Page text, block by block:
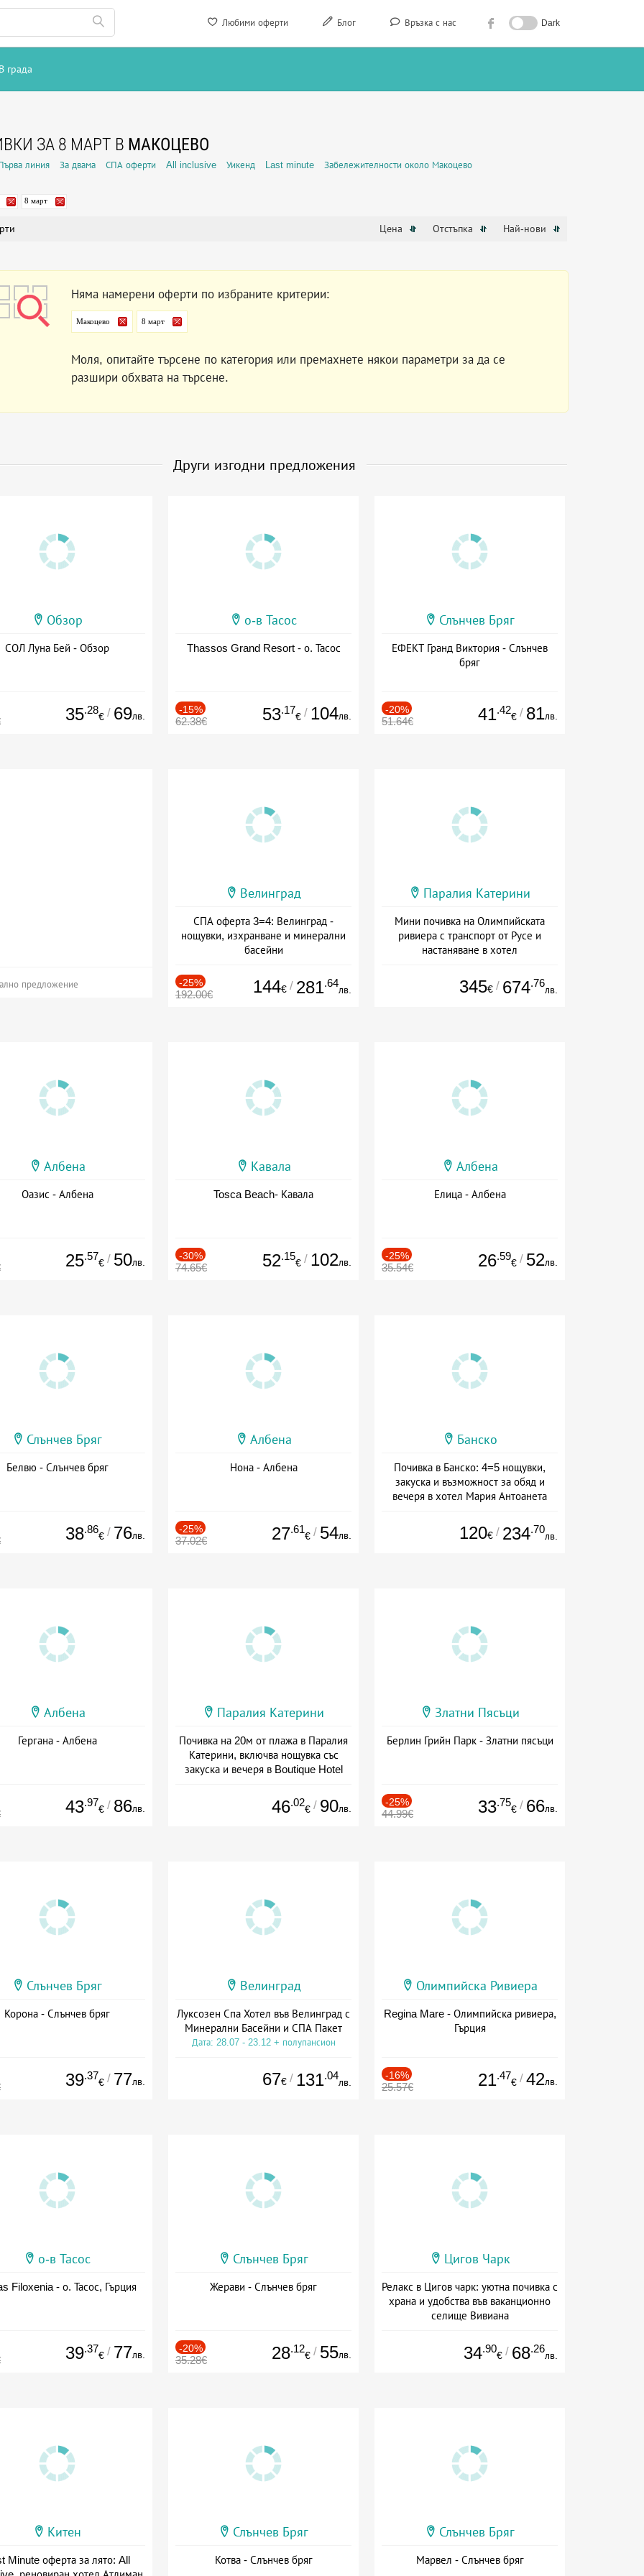
Любими оферти Блог Връзка с нас Dark
В града
ЗА 8 МАРТ В МАКОЦЕВО
линия За двама СПА оферти All inclusive Уикенд Last minute Забележителности около Макоцево
8 март
Цена Отстъпка Най-нови
Няма намерени оферти по избраните критерии:
Макоцево 8 март
Моля, опитайте търсене по категория или премахнете някои параметри за да се
разшири обхвата на търсене.
Други изгодни предложения
Обзор
СОЛ Луна Бей - Обзор
35.28
€ / 69лв.
о-в Тасос
Thassos Grand Resort - о. Тасос
-15%
62.38€ 53.17
€ / 104лв.
Слънчев Бряг
ЕФЕКТ Гранд Виктория - Слънчев
бряг
-20%
51.64€ 41.42
€ / 81лв.
предложение
Велинград
СПА оферта 3=4: Велинград -
нощувки, изхранване и минерални
басейни
-25%
192.00€ 144€ / 281.64
лв.
Паралия Катерини
Мини почивка на Олимпийската
ривиера с транспорт от Русе и
настаняване в хотел
345€ / 674.76
лв.
Албена
Оазис - Албена
25.57
€ / 50лв.
Кавала
Tosca Beach- Кавала
-30%
74.65€ 52.15
€ / 102лв.
Албена
Елица - Албена
-25%
35.54€ 26.59
€ / 52лв.
Слънчев Бряг
Белвю - Слънчев бряг
38.86
€ / 76лв.
Албена
Нона - Албена
-25%
37.02€ 27.61
€ / 54лв.
Банско
Почивка в Банско: 4=5 нощувки,
закуска и възможност за обяд и
вечеря в хотел Мария Антоанета
120€ / 234.70
лв.
Албена
Гергана - Албена
43.97
€ / 86лв.
Паралия Катерини
Почивка на 20м от плажа в Паралия
Катерини, включва нощувка със
закуска и вечеря в Boutique Hotel
Дата: 16.04 - 31.10 + полупансион
46.02
€ / 90лв.
Златни Пясъци
Берлин Грийн Парк - Златни пясъци
-25%
44.99€ 33.75
€ / 66лв.
Слънчев Бряг
Корона - Слънчев бряг
39.37
€ / 77лв.
Велинград
Луксозен Спа Хотел във Велинград с
Минерални Басейни и СПА Пакет
Дата: 28.07 - 23.12 + полупансион
67€ / 131.04
лв.
Олимпийска Ривиера
Regina Mare - Олимпийска ривиера,
Гърция
-16%
25.57€ 21.47
€ / 42лв.
о-в Тасос
Filoxenia - о. Тасос, Гърция
39.37
€ / 77лв.
Слънчев Бряг
Жерави - Слънчев бряг
-20%
35.28€ 28.12
€ / 55лв.
Цигов Чарк
Релакс в Цигов чарк: уютна почивка с
храна и удобства във ваканционно
селище Вивиана
34.90
€ / 68.26
лв.
Китен
Minute оферта за лято: All
Слънчев Бряг
Котва - Слънчев бряг
Слънчев Бряг
Марвел - Слънчев бряг